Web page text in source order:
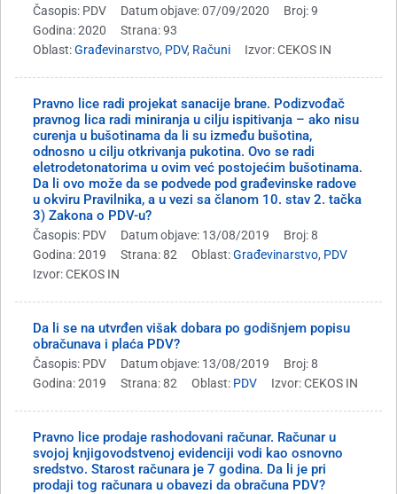
Časopis: PDV Datum objave: 07/09/2020
Broj: 9
Godina: 2020
Strana: 93
Oblast:Građevinarstvo, PDV, Računi Izvor: CEKOS IN
Pravno lice radi projekat sanacije brane. Podizvođač
pravnog lica radi miniranja u cilju ispitivanja – ako nisu
curenja u bušotinama da li su između bušotina,
odnosno u cilju otkrivanja pukotina. Ovo se radi
eletrodetonatorima u ovim već postojećim bušotinama.
Da li ovo može da se podvede pod građevinske radove
u okviru Pravilnika, a u vezi sa članom 10. stav 2. tačka
3) Zakona o PDV-u?
Časopis: PDV Datum objave: 13/08/2019
Broj: 8
Godina: 2019
Strana: 82 Oblast:Građevinarstvo, PDV
Izvor: CEKOS IN
Da li se na utvrđen višak dobara po godišnjem popisu
obračunava i plaća PDV?
Časopis: PDV Datum objave: 13/08/2019
Broj: 8
Godina: 2019
Strana: 82 Oblast: PDV Izvor: CEKOS IN
Pravno lice prodaje rashodovani računar. Računar u
svojoj knjigovodstvenoj evidenciji vodi kao osnovno
sredstvo. Starost računara je 7 godina. Da li je pri
prodaji tog računara u obavezi da obračuna PDV?